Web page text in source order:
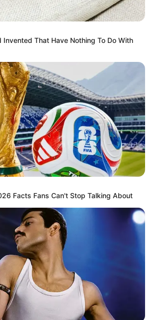
Invented That Have Nothing To Do With
Facts Fans Can't Stop Talking About